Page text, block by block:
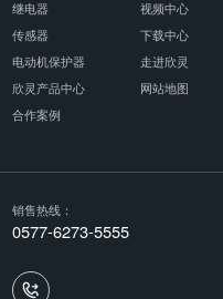
继电器
视频中心
传感器
下载中心
电动机保护器
走进欣灵
欣灵产品中心
网站地图
合作案例
销售热线：
0577-6273-5555